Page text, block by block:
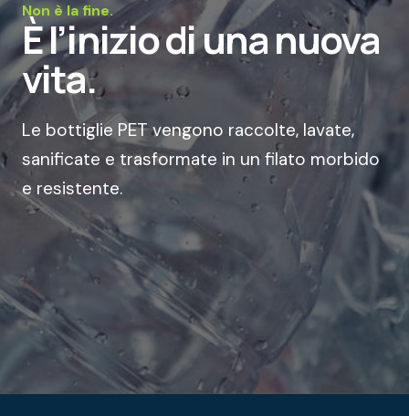
Non è la fine.
È l’inizio di una nuova
vita.
Le bottiglie PET vengono raccolte, lavate,
sanificate e trasformate in un filato morbido
e resistente.